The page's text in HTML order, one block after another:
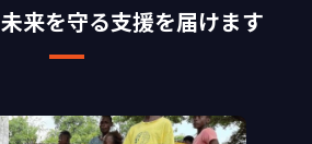
来を守る支援を届けます